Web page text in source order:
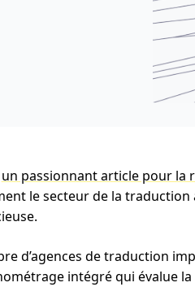
un passionnant article pour la
le secteur de la traduction
d’agences de traduction
intégré qui évalue